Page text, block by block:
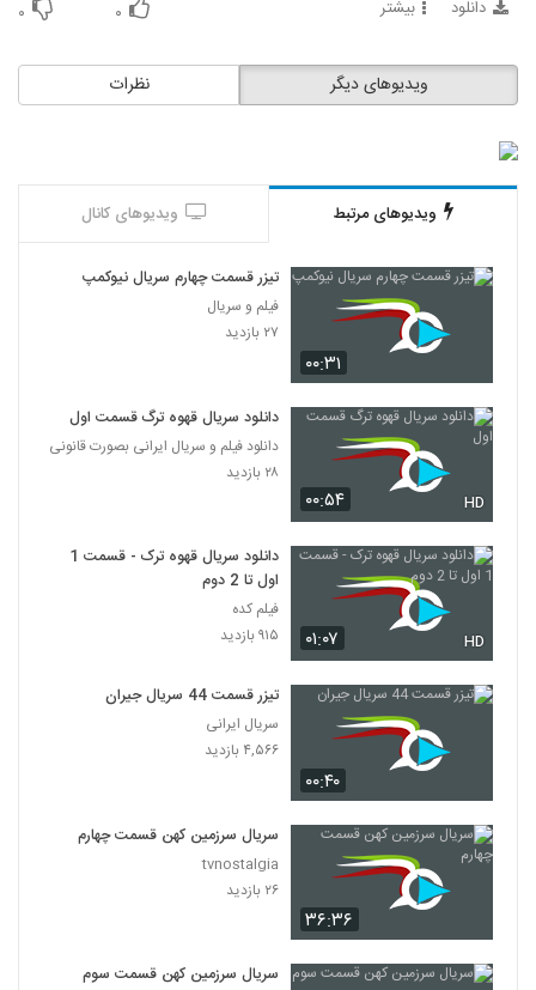
دانلود بیشتر ۰ ۰
نظرات ویدیوهای دیگر
ویدیوهای مرتبط ویدیوهای کانال
۰۰:۳۱
تیزر قسمت چهارم سریال نیوکمپ
فیلم و سریال
۲۷ بازدید
۰۰:۵۴ HD
دانلود سریال قهوه ترگ قسمت اول
دانلود فیلم و سریال ایرانی بصورت قانونی
۲۸ بازدید
۰۱:۰۷ HD
دانلود سریال قهوه ترک - قسمت 1
اول تا 2 دوم
فیلم کده
۹۱۵ بازدید
۰۰:۴۰
تیزر قسمت 44 سریال جیران
سریال ایرانی
۴,۵۶۶ بازدید
۳۶:۳۶
سریال سرزمین کهن قسمت چهارم
tvnostalgia
۲۶ بازدید
سریال سرزمین کهن قسمت سوم